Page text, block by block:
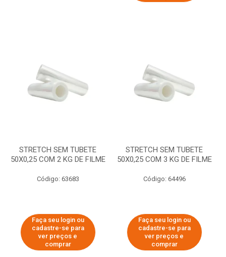
STRETCH SEM TUBETE
50X0,25 COM 2 KG DE FILME
Código: 63683
Faça seu login ou
cadastre-se para
ver preços e
comprar
STRETCH SEM TUBETE
50X0,25 COM 3 KG DE FILME
Código: 64496
Faça seu login ou
cadastre-se para
ver preços e
comprar